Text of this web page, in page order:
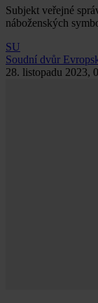
Subjekt veřejné
náboženských
SU
Soudní dvůr
28. listopadu 2023,